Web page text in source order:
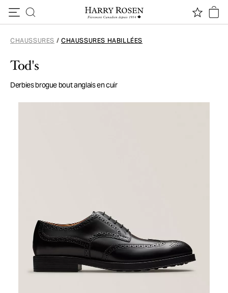
CHAUSSURES / CHAUSSURES HABILLÉES
Tod's
Derbies brogue bout anglais en cuir